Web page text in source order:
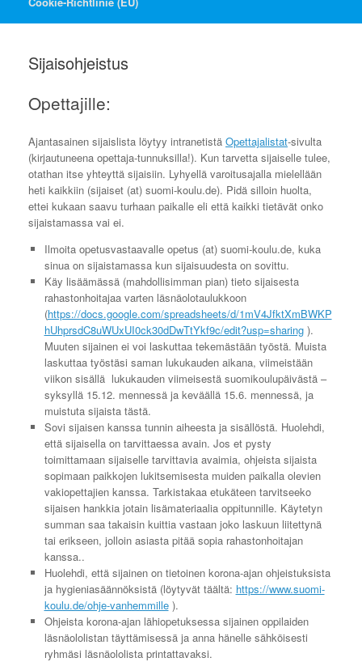
Sijaisohjeistus
Opettajille:
Ajantasainen sijaislista löytyy intranetistä Opettajalistat-sivulta
(kirjautuneena opettaja-tunnuksilla!). Kun tarvetta sijaiselle tulee,
otathan itse yhteyttä sijaisiin. Lyhyellä varoitusajalla mielellään
heti kaikkiin (sijaiset (at) suomi-koulu.de). Pidä silloin huolta,
ettei kukaan saavu turhaan paikalle eli että kaikki tietävät onko
sijaistamassa vai ei.
Ilmoita opetusvastaavalle opetus (at) suomi-koulu.de, kuka
sinua on sijaistamassa kun sijaisuudesta on sovittu.
Käy lisäämässä (mahdollisimman pian) tieto sijaisesta
rahastonhoitajaa varten läsnäolotaulukkoon
(https://docs.google.com/spreadsheets/d/1mV4JfktXmBWKP
hUhprsdC8uWUxUI0ck30dDwTtYkf9c/edit?usp=sharing).
Muuten sijainen ei voi laskuttaa tekemästään työstä. Muista
laskuttaa työstäsi saman lukukauden aikana, viimeistään
viikon sisällä lukukauden viimeisestä suomikoulupäivästä –
syksyllä 15.12. mennessä ja keväällä 15.6. mennessä, ja
muistuta sijaista tästä.
Sovi sijaisen kanssa tunnin aiheesta ja sisällöstä. Huolehdi,
että sijaisella on tarvittaessa avain. Jos et pysty
toimittamaan sijaiselle tarvittavia avaimia, ohjeista sijaista
sopimaan paikkojen lukitsemisesta muiden paikalla olevien
vakiopettajien kanssa. Tarkistakaa etukäteen tarvitseeko
sijaisen hankkia jotain lisämateriaalia oppitunnille. Käytetyn
summan saa takaisin kuittia vastaan joko laskuun liitettynä
tai erikseen, jolloin asiasta pitää sopia rahastonhoitajan
kanssa..
Huolehdi, että sijainen on tietoinen korona-ajan ohjeistuksista
ja hygieniasäännöksistä (löytyvät täältä: https://www.suomi-
koulu.de/ohje-vanhemmille).
Ohjeista korona-ajan lähiopetuksessa sijainen oppilaiden
läsnäololistan täyttämisessä ja anna hänelle sähköisesti
ryhmäsi läsnäololista printattavaksi.